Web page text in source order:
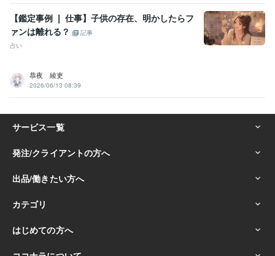
【鑑定事例 ❘ 仕事】子供の存在、明かしたらフ
ァンは離れる？
記事
占い
恭夜 綾吏
2026/06/13 08:39